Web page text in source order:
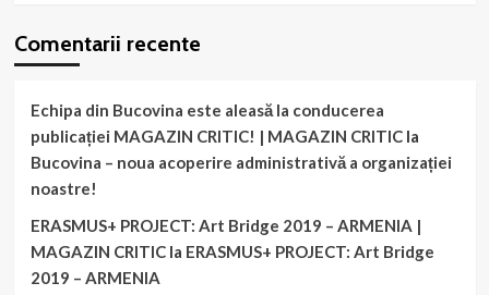
Comentarii recente
Echipa din Bucovina este aleasă la conducerea
publicației MAGAZIN CRITIC! | MAGAZIN CRITICla
Bucovina – noua acoperire administrativă a organizației
noastre!
ERASMUS+ PROJECT: Art Bridge 2019 – ARMENIA |
MAGAZIN CRITICla ERASMUS+ PROJECT: Art Bridge
2019 – ARMENIA